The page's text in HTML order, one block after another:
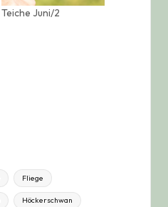
Teiche Juni/2
Fliege
Höckerschwan